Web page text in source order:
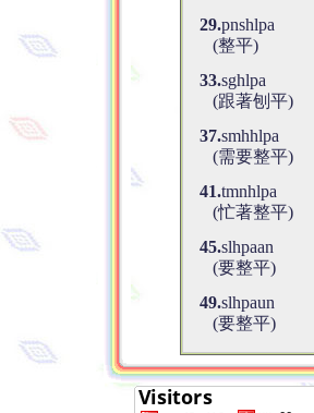
29.pnshlpa
(整平)
33.sghlpa
(跟著刨平)
37.smhhlpa
(需要整平)
41.tmnhlpa
(忙著整平)
45.slhpaan
(要整平)
49.slhpaun
(要整平)